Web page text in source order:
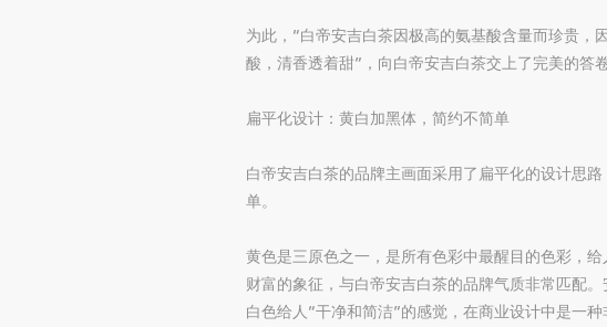
为此，“白帝安吉白茶因极高的氨基酸含量而珍贵，
酸，清香透着甜”，向白帝安吉白茶交上了完美的答卷
扁平化设计：黄白加黑体，简约不简单
白帝安吉白茶的品牌主画面采用了扁平化的设计思
单。
黄色是三原色之一，是所有色彩中最醒目的色彩，
财富的象征，与白帝安吉白茶的品牌气质非常匹配
白色给人“干净和简洁”的感觉，在商业设计中是一